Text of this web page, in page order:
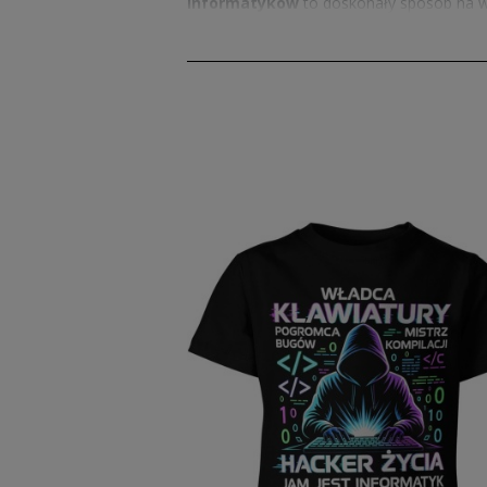
Dzieci uwielbiają produkty, które łączą
przewiewnych materiałów, co sprawia,
Informatyczne koszulki –
Nasze informatyczne koszulki to
nadrukiemznajdzieszkoszulki dla
kolorach i wzorach, co sprawia, że każde
przyjaciółmi, tekoszulki dla
Fajna koszulka dla
Jeżeli szukasz produktu, który idealnie
produkty łączą w sobie nowoczesny
to wyraz pasji i stylu życia. Każda